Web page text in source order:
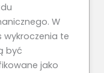
W
wykroczenia te
być
jako